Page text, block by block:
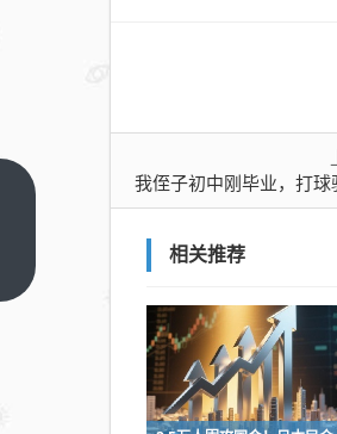
我侄子初中刚毕业，打球骑车街舞旱
相关推荐